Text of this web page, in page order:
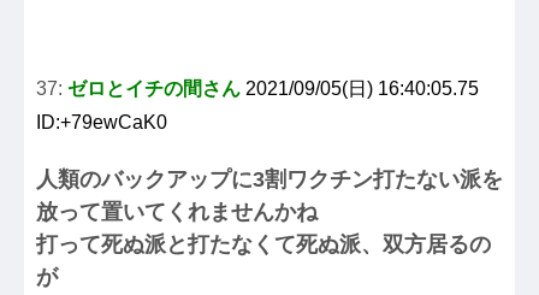
37: ゼロとイチの間さん 2021/09/05(日) 16:40:05.75
ID:+79ewCaK0
人類のバックアップに3割ワクチン打たない派を
放って置いてくれませんかね
打って死ぬ派と打たなくて死ぬ派、双方居るの
が